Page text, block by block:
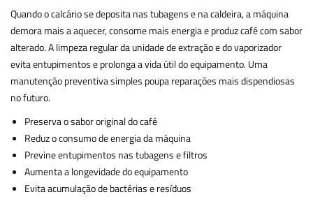
Quando o calcário se deposita nas tubagens e na caldeira, a máquina
demora mais a aquecer, consome mais energia e produz café com sabor
alterado. A limpeza regular da unidade de extração e do vaporizador
evita entupimentos e prolonga a vida útil do equipamento. Uma
manutenção preventiva simples poupa reparações mais dispendiosas
no futuro.
Preserva o sabor original do café
Reduz o consumo de energia da máquina
Previne entupimentos nas tubagens e filtros
Aumenta a longevidade do equipamento
Evita acumulação de bactérias e resíduos